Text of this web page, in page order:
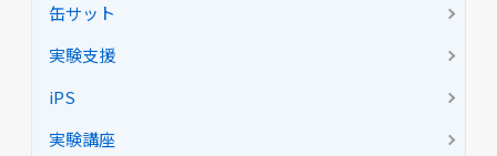
缶サット
実験支援
iPS
実験講座